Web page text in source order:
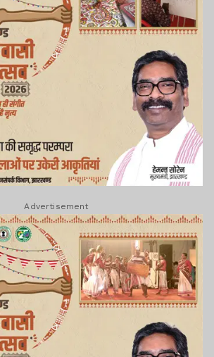
Advertisement